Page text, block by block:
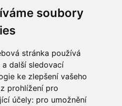
soubory
stránka používá
další sledovací
ke zlepšení vašeho
prohlížení pro
účely: pro umožnění
informaci? Chcete